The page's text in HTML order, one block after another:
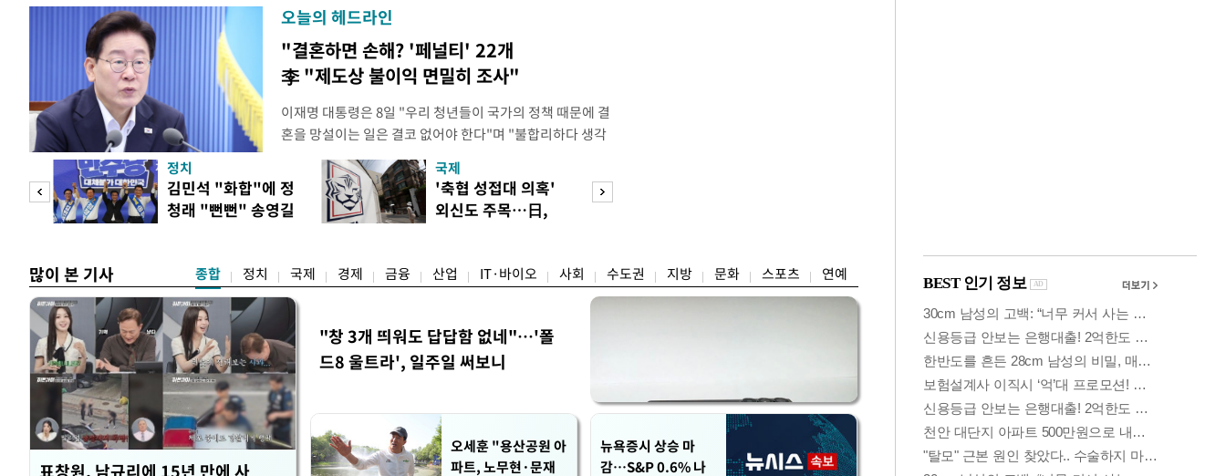
오늘의 헤드라인
"결혼하면 손해? '페널티' 22개
李 "제도상 불이익 면밀히 조사"
이재명 대통령은 8일 "우리 청년들이 국가의 정책 때문에 결
혼을 망설이는 일은 결코 없어야 한다"며 "불합리하다 생각
하는 제도가 있을 경우 편하게 말씀해주시면 좋겠다"고 했
다. 이 대통령은 이날 오후 X(옛 트위터)에 '청년들의 목소리
로 찾은 결혼 페널티 22개' 자료를 공유하며 이같이 적었다.
이 대통령은 "결혼으로 인해 겪을 수 있는 제도
정치
김민석 "화합"에 정
청래 "뻔뻔" 송영길
국제
'축협 성접대 의혹'
외신도 주목…日,
많이 본 기사 종합 정치 국제 경제 금융 산업 IT·바이오 사회 수도권 지방 문화 스포츠 연예
표창원, 남규리에 15년 만에 사
"창 3개 띄워도 답답함 없네"…'폴
드8 울트라', 일주일 써보니
오세훈 "용산공원 아
파트, 노무현·문재
뉴욕증시 상승 마
감…S&P 0.6% 나